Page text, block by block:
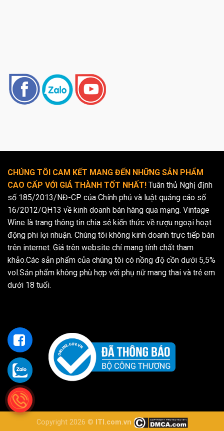
CHÚNG TÔI CAM KẾT MANG ĐẾN NHỮNG SẢN PHẨM
CAO CẤP VỚI GIÁ THÀNH TỐT NHẤT! Tuân thủ Nghị định
số 185/2013/NĐ-CP của Chính phủ và luật quảng cáo số
16/2012/QH13 về kinh doanh bán hàng qua mạng. Vintage
Wine là trang thông tin chia sẻ kiến thức về rượu ngoại hoạt
động phi lợi nhuận. Chúng tôi không kinh doanh trực tiếp bán
trên internet. Giá trên website chỉ mang tính chất tham
khảo.Các sản phẩm của chúng tôi có nồng độ cồn dưới 5,5%
vol.Sản phẩm không phù hợp với phụ nữ mang thai và trẻ em
dưới 18 tuổi.
Copyright 2026 © ITI.com.vn